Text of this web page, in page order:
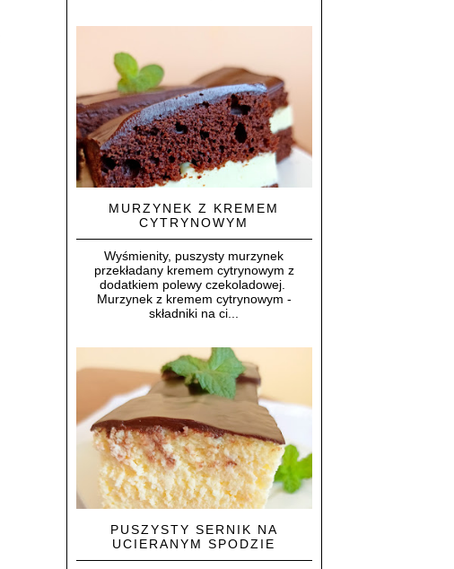
MURZYNEK Z KREMEM
CYTRYNOWYM
Wyśmienity, puszysty murzynek
przekładany kremem cytrynowym z
dodatkiem polewy czekoladowej.
Murzynek z kremem cytrynowym -
składniki na ci...
PUSZYSTY SERNIK NA
UCIERANYM SPODZIE